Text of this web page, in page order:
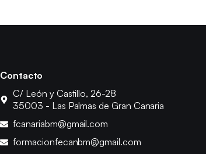
Contacto
C/ León y Castillo, 26-28
35003 - Las Palmas de Gran Canaria
fcanariabm@gmail.com
formacionfecanbm@gmail.com